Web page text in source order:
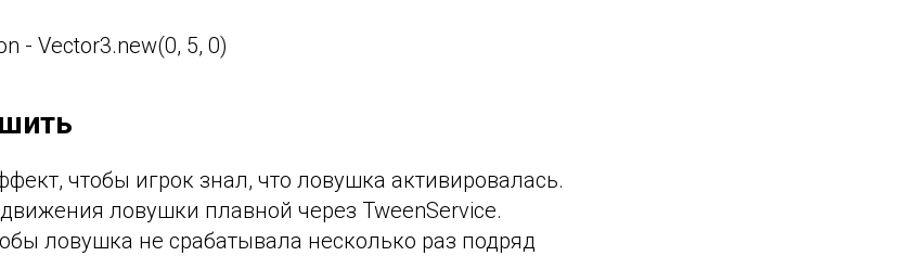
- Vector3.new(0, 5, 0)
чтобы игрок знал, что ловушка активировалась.
ловушки плавной через TweenService.
ловушка не срабатывала несколько раз подряд